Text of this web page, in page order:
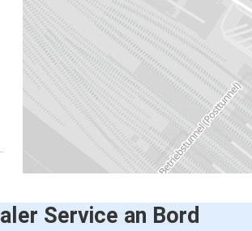
Service an Bord